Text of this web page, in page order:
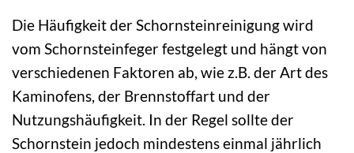
Die Häufigkeit der Schornsteinreinigung wird
vom Schornsteinfeger festgelegt und hängt von
verschiedenen Faktoren ab, wie z.B. der Art des
Kaminofens, der Brennstoffart und der
Nutzungshäufigkeit. In der Regel sollte der
Schornstein jedoch mindestens einmal jährlich